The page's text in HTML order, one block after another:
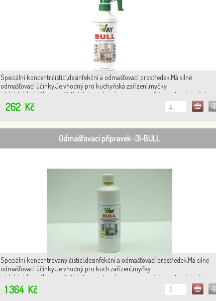
Speciální koncentr.čistící,desinfekční a odmašťovací prostředek.Má silné
odmašťovací účinky.Je vhodný pro kuchyňská zařízení,myčky
nádobí,chladničky,vany,čistící stoje,motory,kov,gumu, umělé hmoty.odstraňuje
zbytky hmyzu na karosériích autom.
262 Kč
Odmašťovací přípravek -3l-BULL
Speciální koncentrovaný čistící,desinfekční a odmašťovací prostředek.Má silné
odmašťovací účinky.Je vhodný pro kuch.zařízení,myčky
nádobí,chladničky,vany,čistící stoje,motory,kov,gumu, umělé hmoty.odstraňuje
zbytky hmyzu na karosériích autom.
1 364 Kč